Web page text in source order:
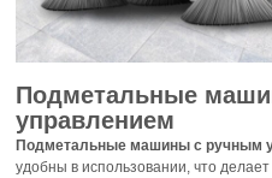
Подметальные
управлением
Подметальные машины с ручным
удобны в использовании, что